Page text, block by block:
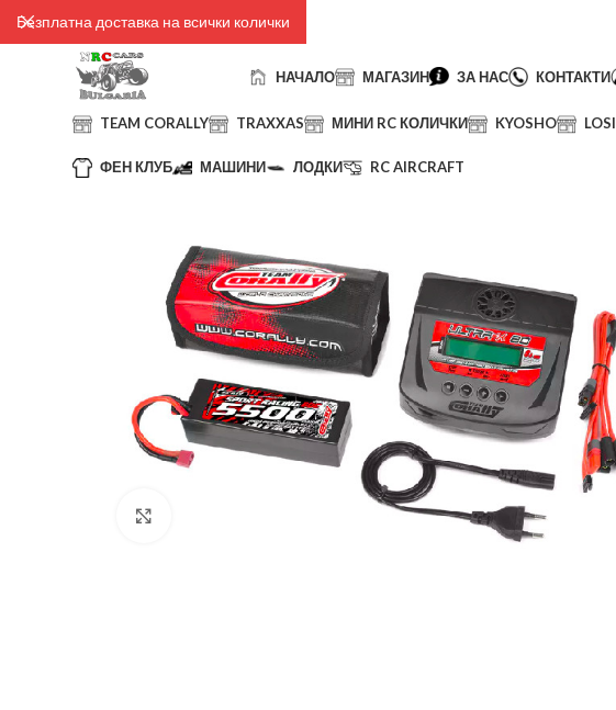
НАЧАЛО МАГАЗИН ЗА НАС КОНТАКТИ
TEAM CORALLY TRAXXAS МИНИ RC КОЛИЧКИ KYOSHO LOSI
ФЕН КЛУБ МАШИНИ ЛОДКИ RC AIRCRAFT
Безплатна доставка на всички колички